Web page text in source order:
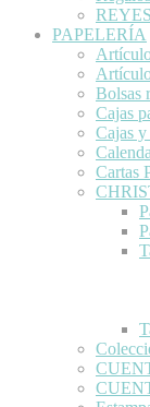
PAPELERÍA
Bolsas
Cajas
Cajas
Cartas